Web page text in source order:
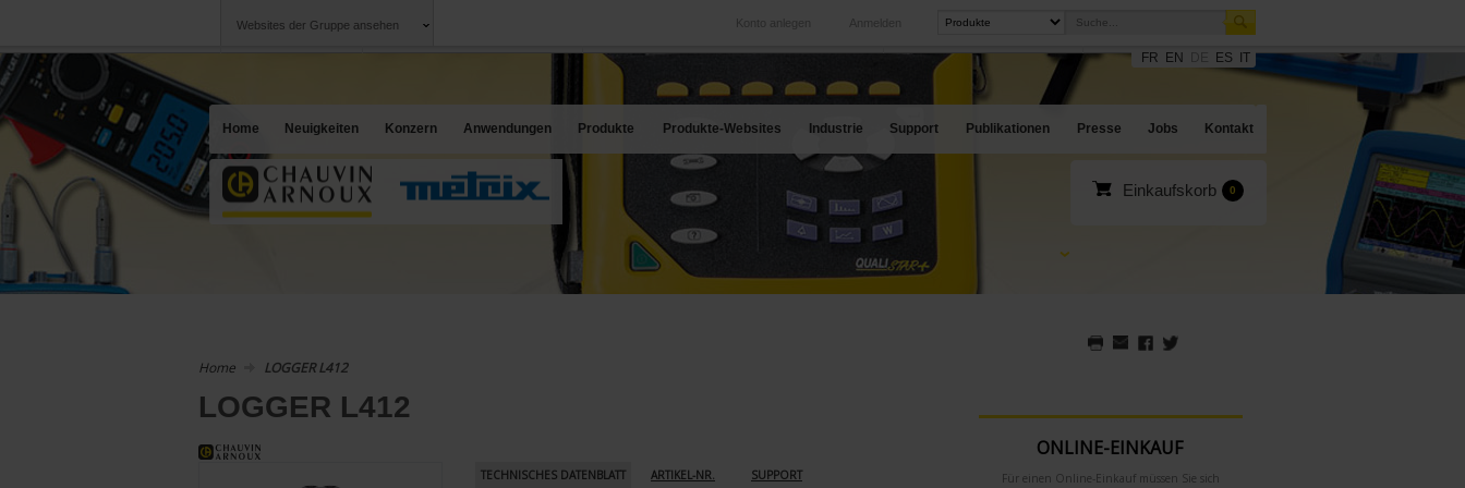
Websites der Gruppe ansehen Anmelden
Konto anlegen
International
Unsere Tochtergesellschaften im Ausland
Produkt-Websites
Unsere besten Angebote
FR EN ES IT
Home Neuigkeiten Konzern Anwendungen Produkte Produkte-Websites Industrie Support Publikationen Presse Jobs Kontakt
Einkaufskorb 0
Home LOGGER L412
LOGGER L412
TECHNISCHES DATENBLATT ARTIKEL-NR. SUPPORT
ONLINE-EINKAUF
Für einen Online-Einkauf müssen Sie sich